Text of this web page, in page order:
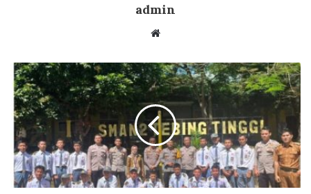
admin
Website